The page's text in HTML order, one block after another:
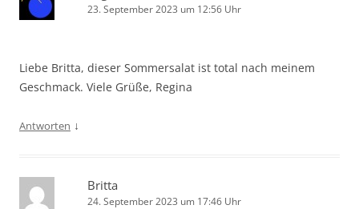
23. September 2023 um 12:56 Uhr
Liebe Britta, dieser Sommersalat ist total nach meinem
Geschmack. Viele Grüße, Regina
Antworten ↓
Britta
24. September 2023 um 17:46 Uhr